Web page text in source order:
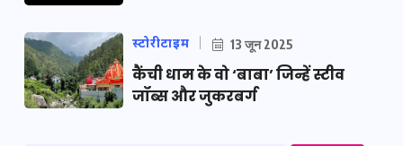
स्टोरीटाइम 13 जून 2025
कैंची धाम के वो ‘बाबा’ जिन्हें स्टीव
जॉब्स और जुकरबर्ग